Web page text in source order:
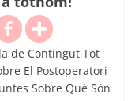
de Contingut Tot
El Postoperatori
Sobre Què Són